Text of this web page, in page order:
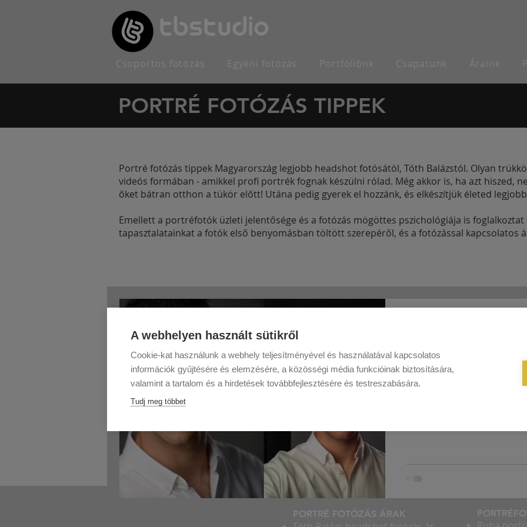
A webhelyen használt sütikről
Cookie-kat használunk a webhely teljesítményével és használatával kapcsolatos
információk gyűjtésére és elemzésére, a közösségi média funkcióinak biztosítására,
valamint a tartalom és a hirdetések továbbfejlesztésére és testreszabására.
Tudj meg többet
Csoportos fotózás Egyéni fotózás Portfóliónk Csapatunk Áraink
PORTRÉ FOTÓZÁS TIPPEK
Portré fotózás tippek Magyarország legjobb headshot fotósától, Tóth Balázstól. Olyan
videós formában - amikkel profi portrék fognak készülni rólad. Még akkor is, ha azt hiszed,
őket bátran otthon a tükör előtt! Utána pedig gyerek el hozzánk, és elkészítjük életed
Emellett a portréfotók üzleti jelentősége és a fotózás mögöttes pszichológiája is foglalkoztat
tapasztalatainkat a fotók első benyomásban töltött szerepéről, és a fotózással kapcsolatos
Anti-szelfi
Íme a sikeres Ant-szelfi
megpróbáltuk az iPhone
PORTRÉ FOTÓZÁS ÁRAK